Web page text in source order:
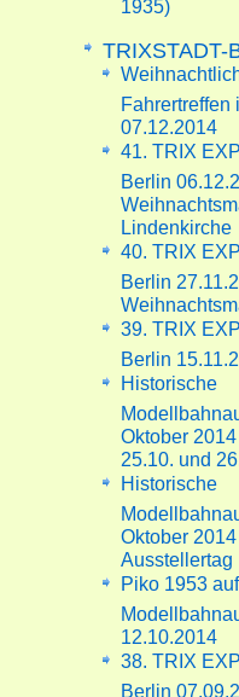
TRIXSTADT-
Fahrertreffen
07.12.2014
41. TRIX
Berlin
Lindenkirche
40. TRIX
Berlin
39. TRIX
Berlin
Historische
Oktober
25.10. und
Historische
Oktober
Ausstellertag
Piko 1953
12.10.2014
38. TRIX
Berlin